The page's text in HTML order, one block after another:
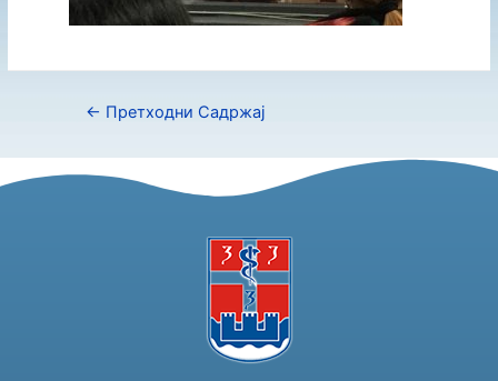
← Претходни Садржај